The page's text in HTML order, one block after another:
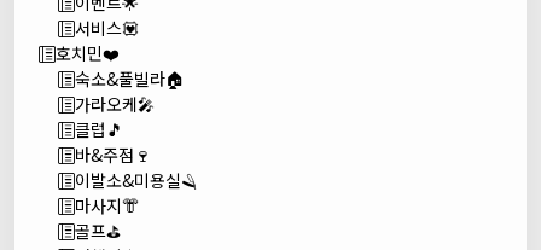
서비스💟
호치민❤️
숙소&풀빌라🏠
가라오케🎤
클럽🎵
바&주점🍷
이발소&미용실🪒
마사지👘
골프⛳